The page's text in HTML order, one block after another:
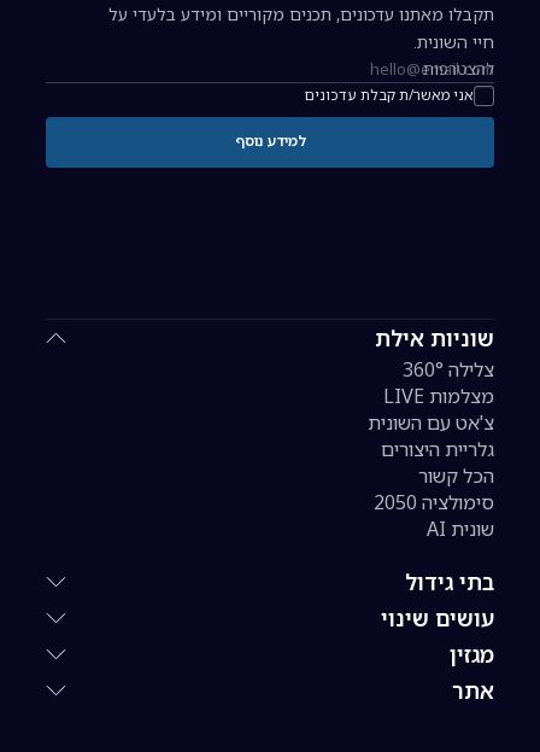
שוניות אילת
צלילה 360°
מצלמות LIVE
צ'אט עם השונית
גלריית היצורים
הכל קשור
סימולציה 2050
שונית AI
בתי גידול
עושים שינוי
מגזין
אתר
תקבלו מאתנו עדכונים, תכנים מקוריים ומידע בלעדי על
חיי השונית.
כתובת אימייל להרשמה לניוזלטר
אני מאשר/ת קבלת עדכונים
להצטרפות
למידע נוסף